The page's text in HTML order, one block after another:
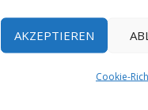
AKZEPTIEREN
Cookie-